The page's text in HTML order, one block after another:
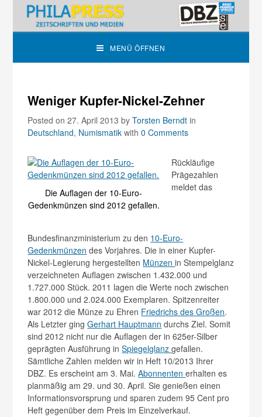
MENÜ ÖFFNEN
Weniger Kupfer-Nickel-Zehner
Posted on 27. April 2013byTorsten Berndt in
Deutschland, Numismatik with0 Comments
Die Auflagen der 10-Euro-
Gedenkmünzen sind 2012 gefallen.
Rückläufige
Prägezahlen
meldet das
Bundesfinanzministerium zu den 10-Euro-
Gedenkmünzen des Vorjahres. Die in einer Kupfer-
Nickel-Legierung hergestellten Münzenin Stempelglanz
verzeichneten Auflagen zwischen 1.432.000 und
1.727.000 Stück. 2011 lagen die Werte noch zwischen
1.800.000 und 2.024.000 Exemplaren. Spitzenreiter
war 2012 die Münze zu Ehren Friedrichs des Großen.
Als Letzter gingGerhart Hauptmann durchs Ziel. Somit
sind 2012 nicht nur die Auflagen der in 625er-Silber
geprägten Ausführung inSpiegelglanzgefallen.
Sämtliche Zahlen melden wir in Heft 10/2013 Ihrer
DBZ. Es erscheint am 3. Mai.Abonnentenerhalten es
planmäßig am 29. und 30. April. Sie genießen einen
Informationsvorsprung und sparen zudem 95 Cent pro
Heft gegenüber dem Preis im Einzelverkauf.